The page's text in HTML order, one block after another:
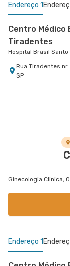
Endereço 1
Centro Médico
Tiradentes
Hospital Brasil Santo
Rua Tiradentes
SP
Hospital e
Alameda Caulim
Endereço 1